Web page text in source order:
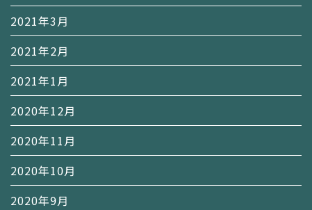
2021年3月
2021年2月
2021年1月
2020年12月
2020年11月
2020年10月
2020年9月